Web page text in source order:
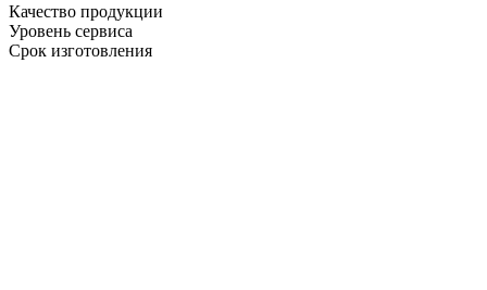
Качество продукции
Уровень сервиса
Срок изготовления